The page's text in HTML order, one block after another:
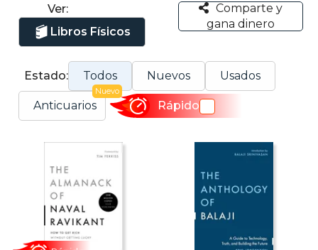
Ver:
Libros Físicos
Comparte y
gana dinero
Estado: Todos Nuevos Usados
Anticuarios
Nuevo
Rápido